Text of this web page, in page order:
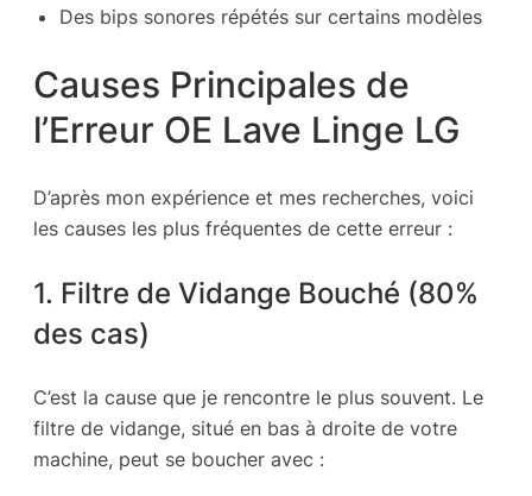
Des bips sonores répétés sur certains modèles
Causes Principales de
l’Erreur OE Lave Linge LG
D’après mon expérience et mes recherches, voici
les causes les plus fréquentes de cette erreur :
1. Filtre de Vidange Bouché (80%
des cas)
C’est la cause que je rencontre le plus souvent. Le
filtre de vidange, situé en bas à droite de votre
machine, peut se boucher avec :